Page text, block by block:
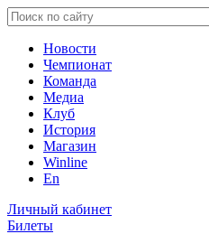
Новости
Чемпионат
Команда
Медиа
Клуб
История
Магазин
Winline
En
Личный кабинет
Билеты